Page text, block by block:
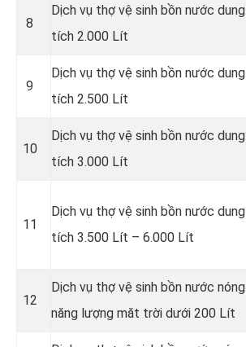
8
Dịch vụ thợ vệ sinh bồn nước dung
tích 2.000 Lít
9
Dịch vụ thợ vệ sinh bồn nước dung
tích 2.500 Lít
10
Dịch vụ thợ vệ sinh bồn nước dung
tích 3.000 Lít
11
Dịch vụ thợ vệ sinh bồn nước dung
tích 3.500 Lít – 6.000 Lít
12
Dịch vụ thợ vệ sinh bồn nước nóng
năng lượng măt trời dưới 200 Lít